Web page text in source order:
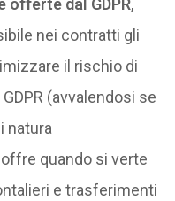
offerte dal GDPR,
nei contratti gli
il rischio di
(avvalendosi se
natura
quando si verte
e trasferimenti